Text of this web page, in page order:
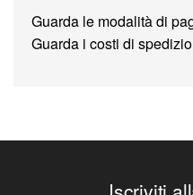
Guarda le modalità di
Guarda i costi di